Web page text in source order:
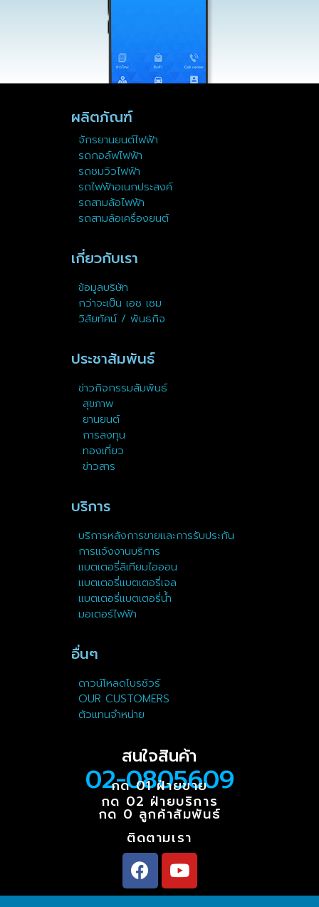
ผลิตภัณฑ์
จักรยานยนต์ไฟฟ้า
รถกอล์ฟไฟฟ้า
รถชมวิวไฟฟ้า
รถไฟฟ้าอเนกประสงค์
รถสามล้อไฟฟ้า
รถสามล้อเครื่องยนต์
เกี่ยวกับเรา
ข้อมูลบริษัท
กว่าจะเป็น เอช เซม
วิสัยทัศน์ / พันธกิจ
ประชาสัมพันธ์
ข่าวกิจกรรมสัมพันธ์
สุขภาพ
ยานยนต์
การลงทุน
ทองเที่ยว
ข่าวสาร
บริการ
บริการหลังการขายและการรับประกัน
การแจ้งงานบริการ
แบตเตอรี่ลิเทียมไอออน
แบตเตอรี่แบตเตอรี่เจล
แบตเตอรี่แบตเตอรี่น้ำ
มอเตอร์ไฟฟ้า
อื่นๆ
ดาวน์โหลดโบรชัวร์
OUR CUSTOMERS
ตัวแทนจำหน่าย
สนใจสินค้า
02-0805609
กด 01 ฝ่ายขาย
กด 02 ฝ่ายบริการ
กด 0 ลูกค้าสัมพันธ์
ติดตามเรา